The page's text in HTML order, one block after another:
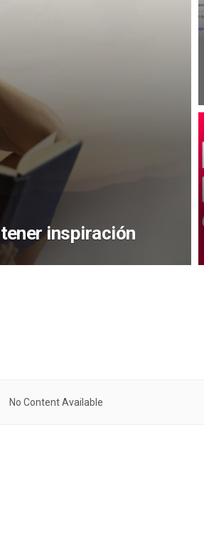
inspiración
No Content Available